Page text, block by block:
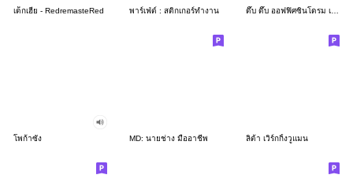
เด็กเฮีย - RedremasteRed พาร์เฟ่ต์ : สติกเกอร์ทำงาน ดึ๊บ ดึ๊บ ออฟฟิศซินโดรม เจ็ด
โพก้าซัง MD: นายช่าง มืออาชีพ ลิต้า เวิร์กกิ้งวูแมน